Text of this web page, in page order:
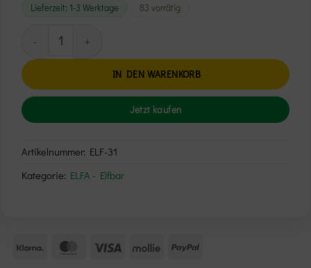
Lieferzeit: 1-3 Werktage 83 vorrätig
IN DEN WARENKORB
Jetzt kaufen
Alternative:
Artikelnummer: ELF-31
Kategorie: ELFA - Elfbar
Klarna MasterCard
Visa Mollie PayPal